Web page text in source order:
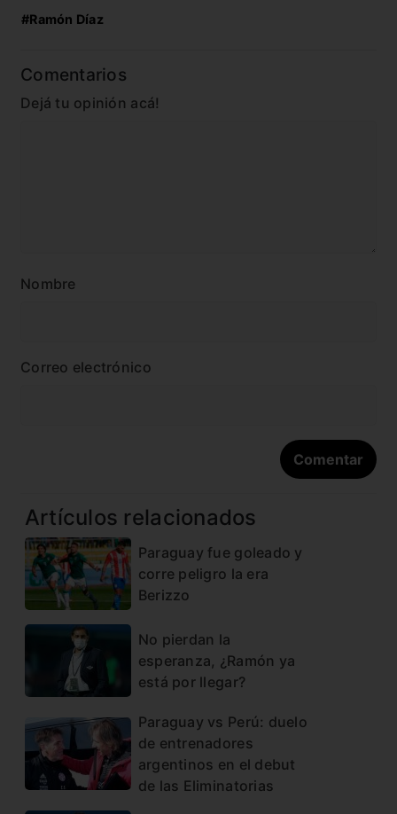
#Ramón Díaz
Comentarios
Dejá tu opinión acá!
Nombre
Correo electrónico
Artículos relacionados
Paraguay fue goleado y
corre peligro la era
Berizzo
No pierdan la
esperanza, ¿Ramón ya
está por llegar?
Paraguay vs Perú: duelo
de entrenadores
argentinos en el debut
de las Eliminatorias